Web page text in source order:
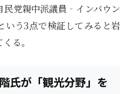
民党親中派議員‐インバウン
いう3点で検証してみると岩
る。
氏が「観光分野」を